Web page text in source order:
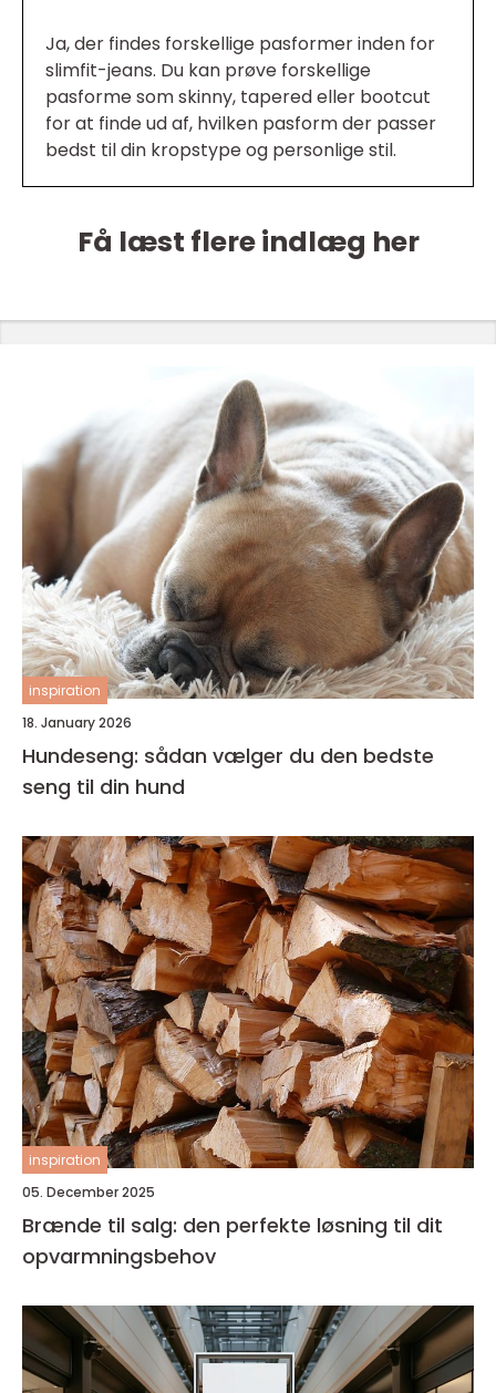
Ja, der findes forskellige pasformer inden for
slimfit-jeans. Du kan prøve forskellige
pasforme som skinny, tapered eller bootcut
for at finde ud af, hvilken pasform der passer
bedst til din kropstype og personlige stil.
Få læst flere indlæg her
inspiration
18. January 2026
Hundeseng: sådan vælger du den bedste
seng til din hund
inspiration
05. December 2025
Brænde til salg: den perfekte løsning til dit
opvarmningsbehov